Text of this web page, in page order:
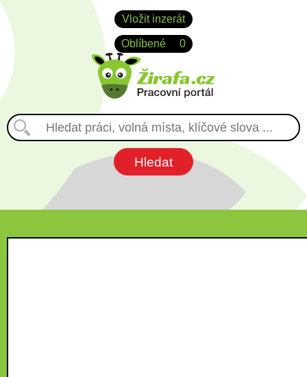
Vložit inzerát
Oblíbené 0